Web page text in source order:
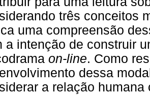
três conceitos
uma compreensão
a intenção de construir
on-line. Como
dessa
a relação humana